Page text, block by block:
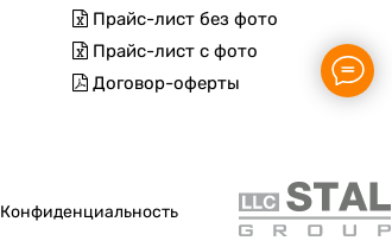
Прайс-лист без фото
Прайс-лист с фото
Договор-оферты
Конфиденциальность